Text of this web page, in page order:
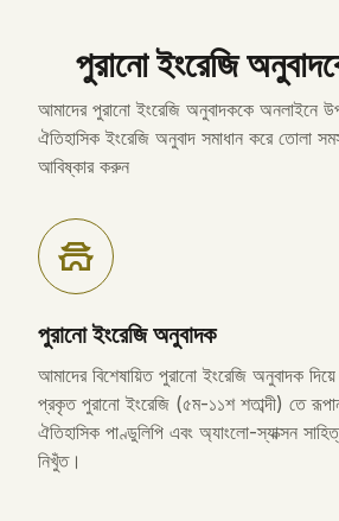
পুরানো ইংরেজি
আমাদের পুরানো ইংরেজি অনুবাদককে অনলাইনে
ঐতিহাসিক ইংরেজি অনুবাদ সমাধান করে তোলা
আবিষ্কার করুন
পুরানো ইংরেজি অনুবাদক
আমাদের বিশেষায়িত পুরানো ইংরেজি অনুবাদক
প্রকৃত পুরানো ইংরেজি (৫ম-১১শ শতাব্দী) তে
ঐতিহাসিক পাণ্ডুলিপি এবং অ্যাংলো-স্যাক্সন
নিখুঁত।